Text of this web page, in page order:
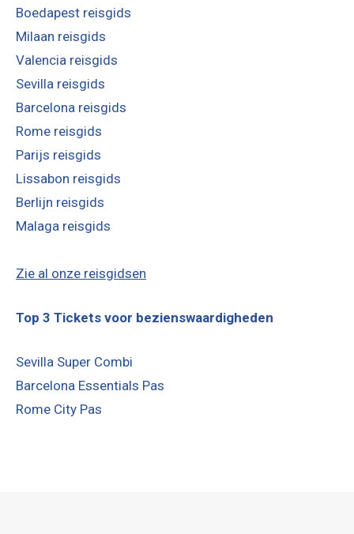
Boedapest reisgids
Milaan reisgids
Valencia reisgids
Sevilla reisgids
Barcelona reisgids
Rome reisgids
Parijs reisgids
Lissabon reisgids
Berlijn reisgids
Malaga reisgids
Zie al onze reisgidsen
Top 3 Tickets voor bezienswaardigheden
Sevilla Super Combi
Barcelona Essentials Pas
Rome City Pas